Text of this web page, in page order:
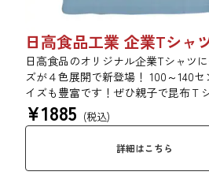
日高食品のオリジナル企業Tシャツ
ズが４色展開で新登場！ 100～140セ
イズも豊富です！ぜひ親子で昆布Ｔ
愛用ください！ 表のデザインは、水
布ネクタイ。 裏のデザインは、NO
NO LIFE...（昆布のない生活なんて
い....） とてもキュートな昆布ネクタ
ツでおしゃれ通を極めてみませんか
¥1885 (税込)
詳細はこちら